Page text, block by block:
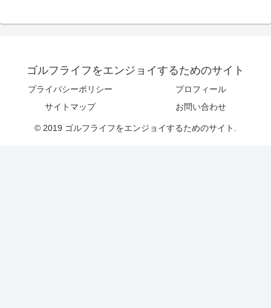
ゴルフライフをエンジョイするためのサイト
プライバシーポリシー
プロフィール
サイトマップ
お問い合わせ
© 2019 ゴルフライフをエンジョイするためのサイト.